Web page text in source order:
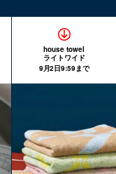
house towel
ライトワイド
9月2日9:59まで